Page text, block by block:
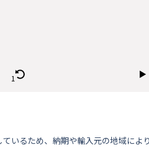
いるため、納期や輸⼊元の地域によ